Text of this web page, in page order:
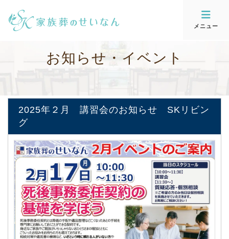
メニュー
お知 らせ ・ イ ベン ト
2025年２月 講習会のお知らせ SKリビン
グ